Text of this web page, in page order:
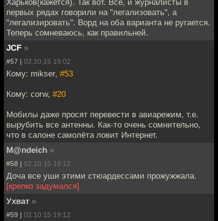
первых рядах говорили на "легализовать", а
"легализировать". Ворд на оба варианта не ругается.
Теперь сомневаюсь, как правильней.
JCF »
#57 | 02.10.15 19:02
Кому: mikser, #53
Кому: corw, #20
Мобилы даже просят перевести в авиарежим, т.е.
вырубить все антенны. Как-то очень сомнительно,
что в салоне самолёта ловит Интернет.
M@ndeich »
#58 | 02.10.15 19:12
Доча все уши этими стюардессами прожужжала.
[крепко задумался]
Ухват »
#59 | 02.10.15 19:12